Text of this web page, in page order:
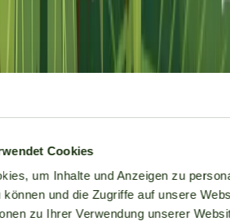
Cookies
um Inhalte und Anzeigen zu
können und die Zugriffe auf unsere
zu Ihrer Verwendung unserer